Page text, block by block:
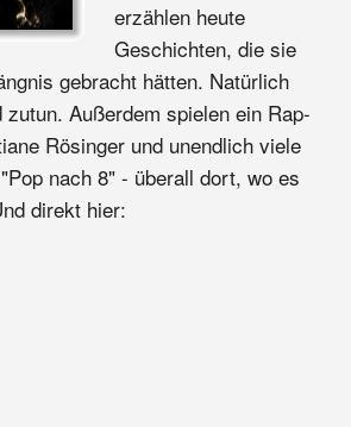
erzählen heute
Geschichten, die sie
gebracht hätten. Natürlich
Außerdem spielen ein Rap-
Rösinger und unendlich viele
nach 8" - überall dort, wo es
direkt hier: